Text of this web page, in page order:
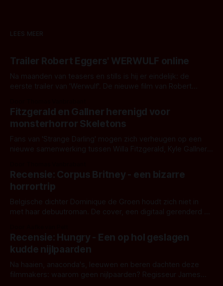
LEES MEER
Trailer Robert Eggers' WERWULF online
Na maanden van teasers en stills is hij er eindelijk: de
eerste trailer van 'Werwulf'. De nieuwe film van Robert
kille stijl vol folklore en mythe. Het topic deze keer is (kon
het het al raden?)... de weerwolf. Kijk je mee?
Fitzgerald en Gallner herenigd voor
monsterhorror Skeletons
Fans van 'Strange Darling' mogen zich verheugen op een
nieuwe samenwerking tussen Willa Fitzgerald, Kyle Gallner
'Skeletons', een nieuwe creature feature waarvoor de
opnames zijn gestart in Australië.
Recensie: Corpus Britney - een bizarre
horrortrip
Belgische dichter Dominique de Groen houdt zich niet in
met haar debuutroman. De cover, een digitaal gerenderd en
achtergrond, belooft iets kleurrijks maar onheilspellends,
iets ongrijpbaars. En dat maakt De Groen met ieder woord
waar.
Recensie: Hungry - Een op hol geslagen
kudde nijlpaarden
Na haaien, anaconda's, leeuwen en beren dachten deze
filmmakers: waarom geen nijlpaarden? Regisseur James